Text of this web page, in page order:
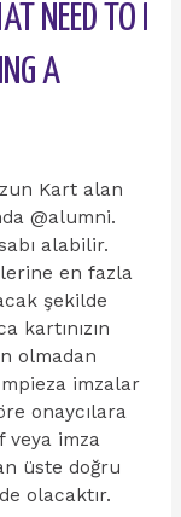
NEED TO I
A
Kart alan
@alumni.
alabilir.
en fazla
şekilde
kartınızın
olmadan
imzalar
onaycılara
veya imza
üste doğru
olacaktır.